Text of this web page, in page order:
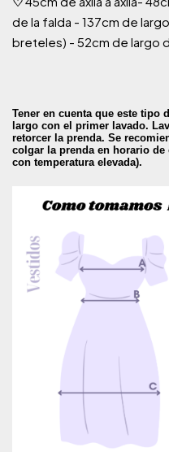
de la falda - 137cm de
breteles) - 52cm de largo
Tener en cuenta que este tipo
largo con el primer lavado.
retorcer la prenda. Se
colgar la prenda en horario
con temperatura elevada).